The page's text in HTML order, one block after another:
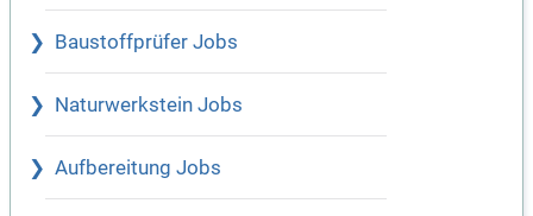
Baustoffprüfer Jobs
Naturwerkstein Jobs
Aufbereitung Jobs